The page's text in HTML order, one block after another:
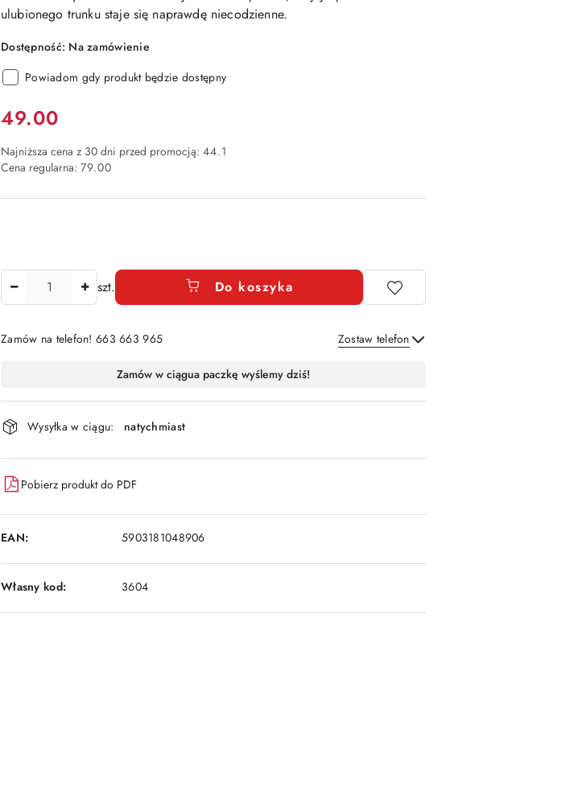
ulubionego trunku staje się naprawdę niecodzienne.
Dostępność: Na zamówienie
Powiadom gdy produkt będzie dostępny
Cena:
49.00
Najniższa cena z 30 dni przed promocją: 44.1
Cena regularna: 79.00
szt. Do koszyka
Zamów na telefon! 663 663 965 Zostaw telefon
i
dostawa
Zamów w ciągua paczkę wyślemy dziś!
Wysyłka w ciągu: natychmiast
Pobierz produkt do PDF
EAN: 5903181048906
Własny kod: 3604